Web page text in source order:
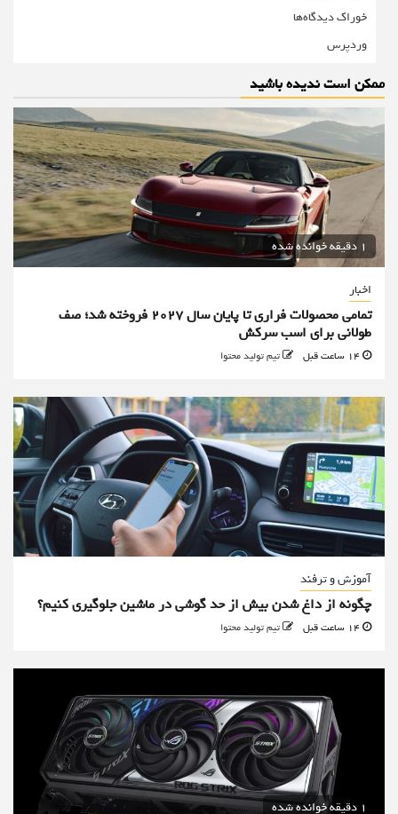
خوراک دیدگاه‌ها
وردپرس
ممکن است ندیده باشید
1 دقیقه خوانده شده
اخبار
تمامی محصولات فراری تا پایان سال ۲۰۲۷ فروخته شد؛ صف
طولانی برای اسب سرکش
تیم تولید محتوا
آموزش و ترفند
چگونه از داغ شدن بیش از حد گوشی در ماشین جلوگیری کنیم؟
تیم تولید محتوا
1 دقیقه خوانده شده